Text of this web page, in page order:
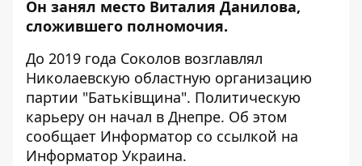
Он занял место Виталия Данилова,
сложившего полномочия.
До 2019 года Соколов возглавлял
Николаевскую областную организацию
партии "Батьківщина". Политическую
карьеру он начал в Днепре. Об этом
сообщает Информатор со ссылкой на
Информатор Украина.